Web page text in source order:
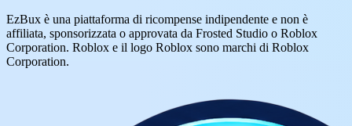
EzBux è una piattaforma di ricompense indipendente e non è
affiliata, sponsorizzata o approvata da Frosted Studio o Roblox
Corporation. Roblox e il logo Roblox sono marchi di Roblox
Corporation.